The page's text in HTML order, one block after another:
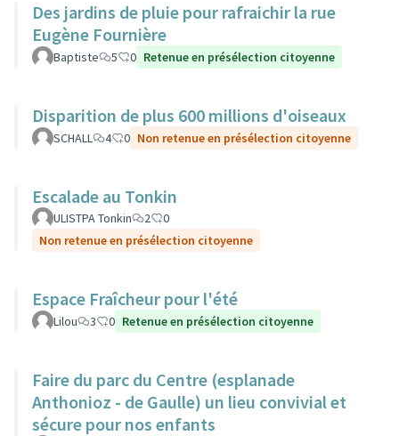
Des jardins de pluie pour rafraichir la rue
Eugène Fournière
Baptiste 5 0 Retenue en présélection citoyenne
Disparition de plus 600 millions d'oiseaux
SCHALL 4 0 Non retenue en présélection citoyenne
Escalade au Tonkin
ULISTPA Tonkin 2
0
Non retenue en présélection citoyenne
Espace Fraîcheur pour l'été
Lilou 3 0 Retenue en présélection citoyenne
Faire du parc du Centre (esplanade
Anthonioz - de Gaulle) un lieu convivial et
sécure pour nos enfants